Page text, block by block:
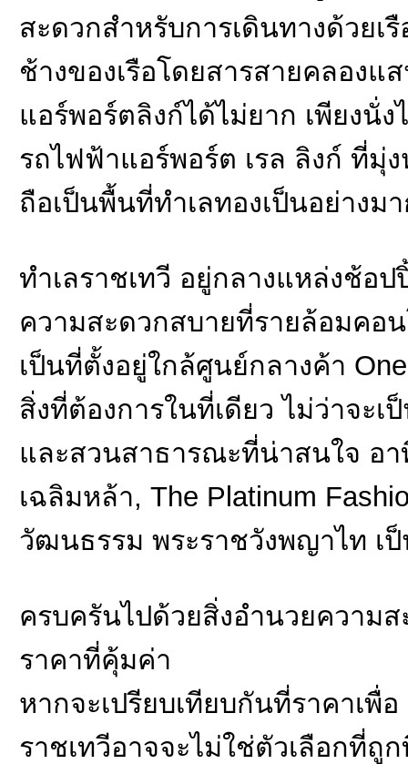
สะดวกสำหรับการเดินทางด้วยเ
ช้างของเรือโดยสารสายคลอง
แอร์พอร์ตลิงก์ได้ไม่ยาก เพียงนั่
รถไฟฟ้าแอร์พอร์ต เรล ลิงก์ ที่
ถือเป็นพื้นที่ทำเลทองเป็นอย่างม
ทำเลราชเทวี อยู่กลางแหล่งช้อ
ความสะดวกสบายที่รายล้อมคอ
เป็นที่ตั้งอยู่ใกล้ศูนย์กลางค้า
สิ่งที่ต้องการในที่เดียว ไม่ว่าจะ
และสวนสาธารณะที่น่าสนใจ อ
เฉลิมหล้า, The Platinum
วัฒนธรรม พระราชวังพญาไท เ
ครบครันไปด้วยสิ่งอำนวยความ
ราคาที่คุ้มค่า
หากจะเปรียบเทียบกันที่ราคาเพื่
ราชเทวีอาจจะไม่ใช่ตัวเลือกที่ถู